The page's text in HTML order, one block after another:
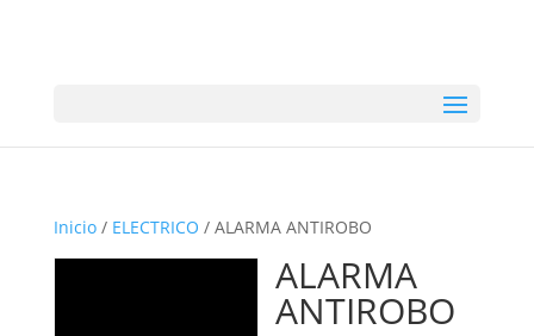
Inicio/ ELECTRICO / ALARMA ANTIROBO
ALARMA
ANTIROBO